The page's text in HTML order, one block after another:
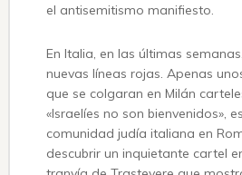
el antisemitismo manifiesto.
En Italia, en las últimas
nuevas líneas rojas. Apenas
que se colgaran en Milán
«Israelíes no son bienvenidos»,
comunidad judía italiana en
descubrir un inquietante cartel